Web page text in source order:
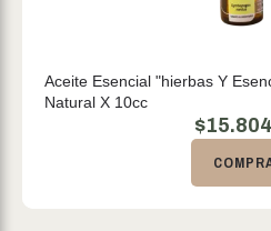
Aceite Esencial "hierbas Y
Natural X 10cc
$